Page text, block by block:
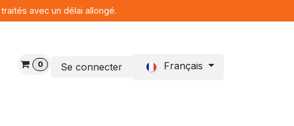
avec un délai allongé.
0 Se connecter Français